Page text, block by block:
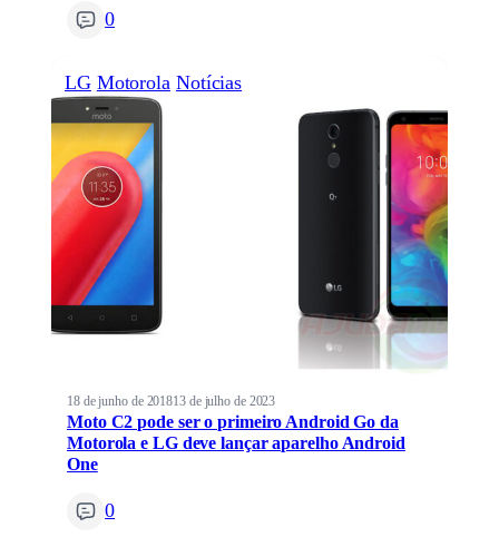
0
LG Motorola Notícias
18 de junho de 201813 de julho de 2023
Moto C2 pode ser o primeiro Android Go da
Motorola e LG deve lançar aparelho Android
One
0